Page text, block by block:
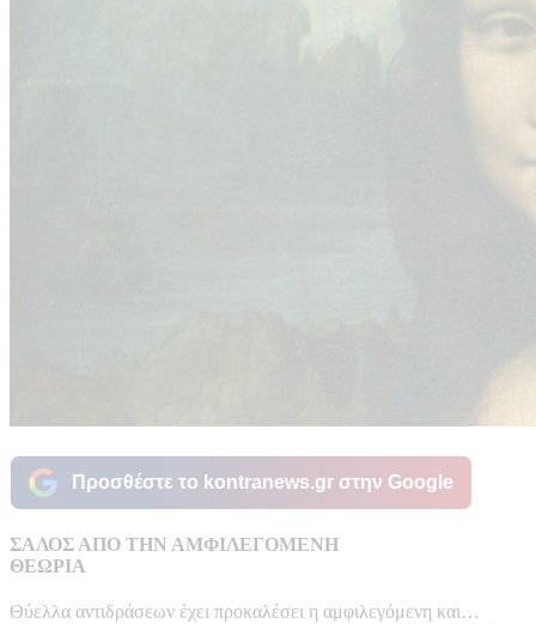
Προσθέστε το kontranews.gr στην Google
ΣΑΛΟΣ ΑΠΟ ΤΗΝ ΑΜΦΙΛΕΓΟΜΕΝΗ
ΘΕΩΡΙΑ
Θύελλα αντιδράσεων έχει προκαλέσει η αμφιλεγόμενη και…